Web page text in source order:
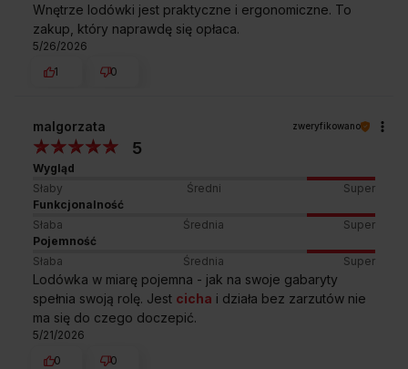
Wnętrze lodówki jest praktyczne i ergonomiczne. To
zakup, który naprawdę się opłaca.
5/26/2026
1
0
malgorzata zweryfikowano
5
Wygląd
Słaby
Średni
Super
Funkcjonalność
Słaba
Średnia
Super
Pojemność
Słaba
Średnia Super
Lodówka w miarę pojemna - jak na swoje gabaryty
spełnia swoją rolę. Jest cicha i działa bez zarzutów nie
ma się do czego doczepić.
5/21/2026
0
0